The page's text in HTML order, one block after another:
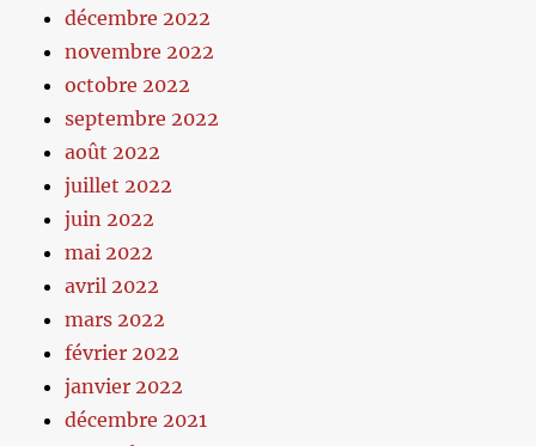
décembre 2022
novembre 2022
octobre 2022
septembre 2022
août 2022
juillet 2022
juin 2022
mai 2022
avril 2022
mars 2022
février 2022
janvier 2022
décembre 2021